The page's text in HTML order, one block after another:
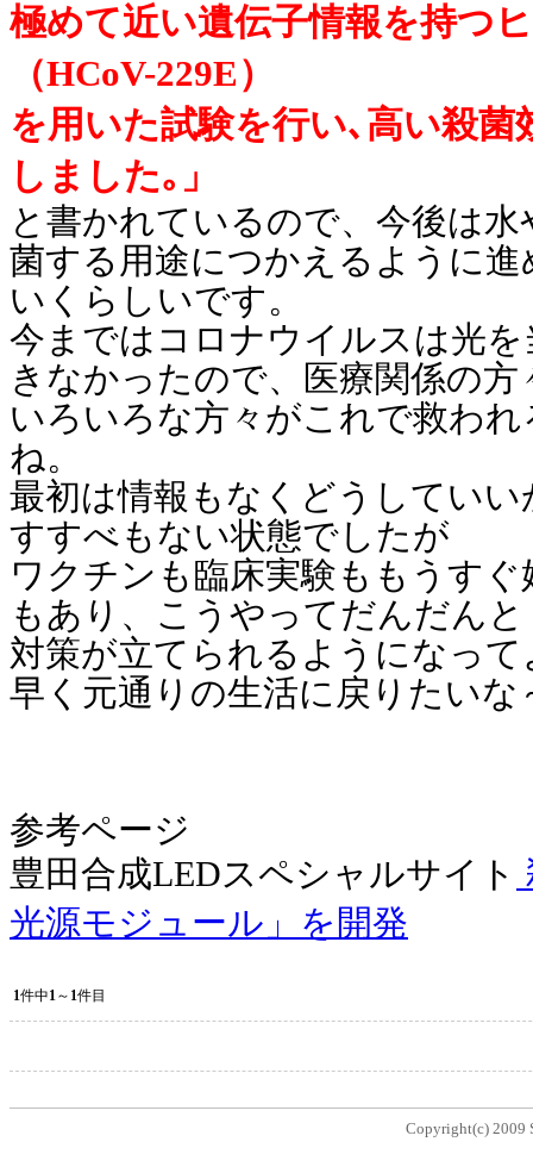
極めて近い遺伝子情報を持つ
（HCoV-229E）
を用いた試験を行い､高い殺
しました｡」
と書かれているので、今後は
菌する用途につかえるように進
いくらしいです。
今まではコロナウイルスは光
きなかったので、医療関係の方
いろいろな方々がこれで救わ
ね。
最初は情報もなくどうしてい
すすべもない状態でしたが
ワクチンも臨床実験ももうす
もあり、こうやってだんだんと
対策が立てられるようになっ
早く元通りの生活に戻りたいな
参考ページ
豊田合成LEDスペシャルサイト
光源モジュール」を開発
1件中1～ 1件目
Copyright(c) 2009